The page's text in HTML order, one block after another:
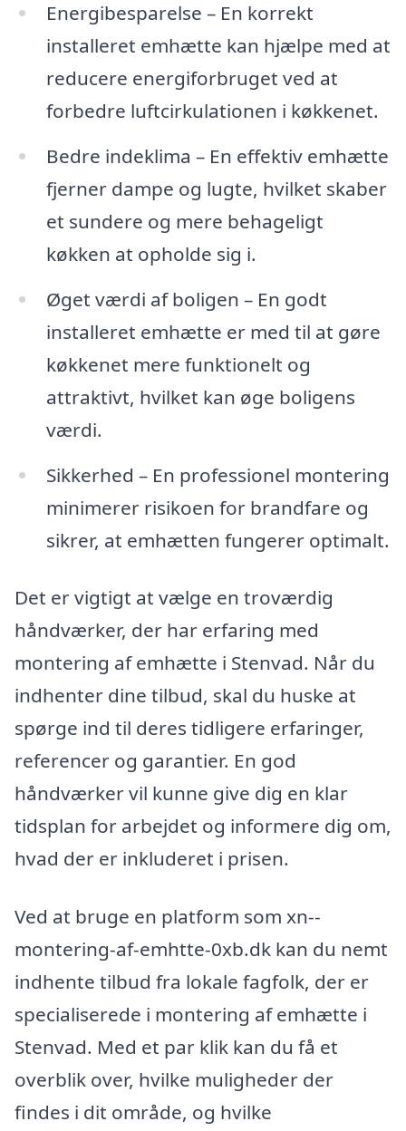
Energibesparelse – En korrekt
installeret emhætte kan hjælpe med at
reducere energiforbruget ved at
forbedre luftcirkulationen i køkkenet.
Bedre indeklima – En effektiv emhætte
fjerner dampe og lugte, hvilket skaber
et sundere og mere behageligt
køkken at opholde sig i.
Øget værdi af boligen – En godt
installeret emhætte er med til at gøre
køkkenet mere funktionelt og
attraktivt, hvilket kan øge boligens
værdi.
Sikkerhed – En professionel montering
minimerer risikoen for brandfare og
sikrer, at emhætten fungerer optimalt.
Det er vigtigt at vælge en troværdig
håndværker, der har erfaring med
montering af emhætte i Stenvad. Når du
indhenter dine tilbud, skal du huske at
spørge ind til deres tidligere erfaringer,
referencer og garantier. En god
håndværker vil kunne give dig en klar
tidsplan for arbejdet og informere dig om,
hvad der er inkluderet i prisen.
Ved at bruge en platform som xn--
montering-af-emhtte-0xb.dk kan du nemt
indhente tilbud fra lokale fagfolk, der er
specialiserede i montering af emhætte i
Stenvad. Med et par klik kan du få et
overblik over, hvilke muligheder der
findes i dit område, og hvilke